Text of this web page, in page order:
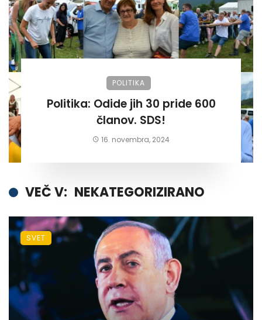
POLITIKA
Politika: Odide jih 30 pride 600
članov. SDS!
16. novembra, 2024
VEČ V: NEKATEGORIZIRANO
SVET